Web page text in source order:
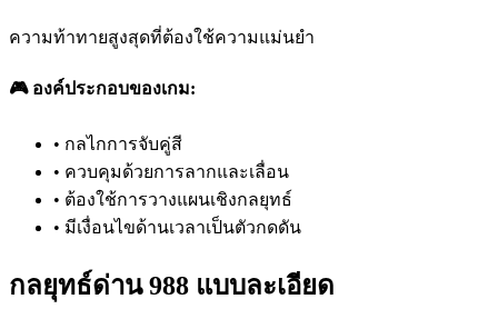
ความท้าทายสูงสุดที่ต้องใช้ความแม่นยำ
🎮 องค์ประกอบของเกม:
• กลไกการจับคู่สี
• ควบคุมด้วยการลากและเลื่อน
• ต้องใช้การวางแผนเชิงกลยุทธ์
• มีเงื่อนไขด้านเวลาเป็นตัวกดดัน
กลยุทธ์ด่าน 988 แบบละเอียด